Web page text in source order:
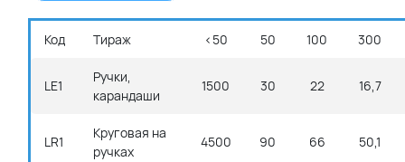
Код Тираж <50 50 100 300
LE1
Ручки,
карандаши
1500 30 22 16,7
LR1
Круговая на
ручках
4500 90 66 50,1